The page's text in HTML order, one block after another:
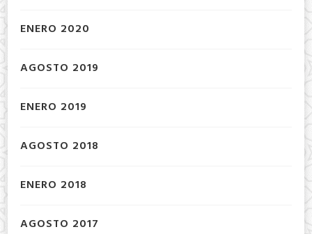
ENERO 2020
AGOSTO 2019
ENERO 2019
AGOSTO 2018
ENERO 2018
AGOSTO 2017